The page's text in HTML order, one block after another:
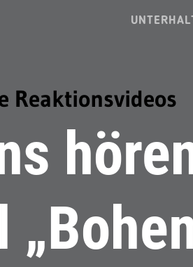
Reaktionsvideos